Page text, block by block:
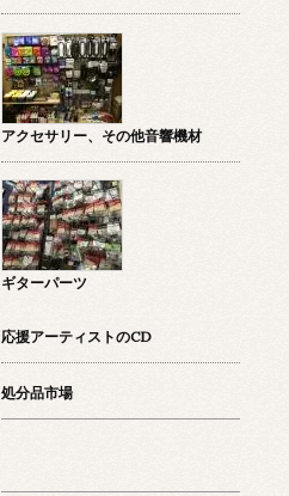
アクセサリー、その他音響機材
ギターパーツ
応援アーティストのCD
処分品市場